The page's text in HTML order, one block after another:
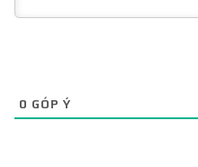
0 GÓP Ý